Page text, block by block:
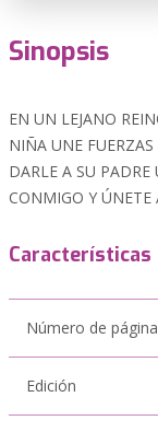
Sinopsis
EN UN LEJANO
NIÑA UNE
DARLE A SU
CONMIGO Y ÚNETE
Características
Número de
Edición